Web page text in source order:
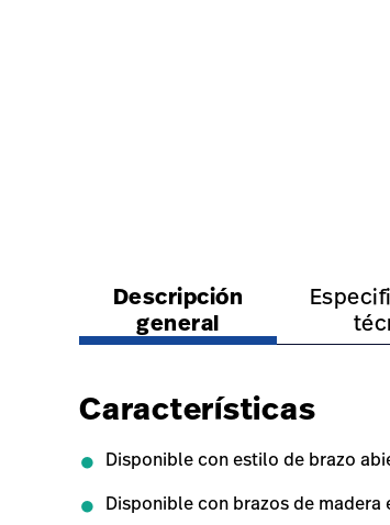
Descripción
general
Características
Disponible con estilo de brazo
Disponible con brazos de